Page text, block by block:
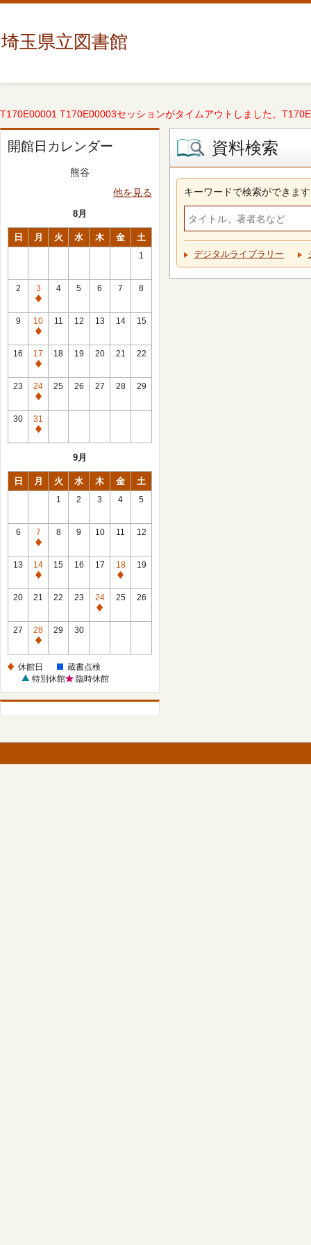
埼玉県立図書館
T170E00001 T170E00003セッションがタイムアウトしました。
開館日カレンダー
熊谷
他を見る
8月
日 月 火 水 木 金 土
1
2
3
休
館
日
4 5 6 7 8
9
10
休
館
日
11 12 13 14 15
16
17
休
館
日
18 19 20 21 22
23
24
休
館
日
25 26 27 28 29
30
31
休
9月
日 月 火 水 木 金 土
1 2 3 4 5
6
7
休
館
日
8 9 10 11 12
13
14
休
館
15 16 17
18
休
館
19
20 21 22 23
24
休
25 26
27
28
休
日
29 30
休館日
蔵書点検
特別休館
臨時休館
資料検索
キーワードで検索ができます
デジタルライブラリー